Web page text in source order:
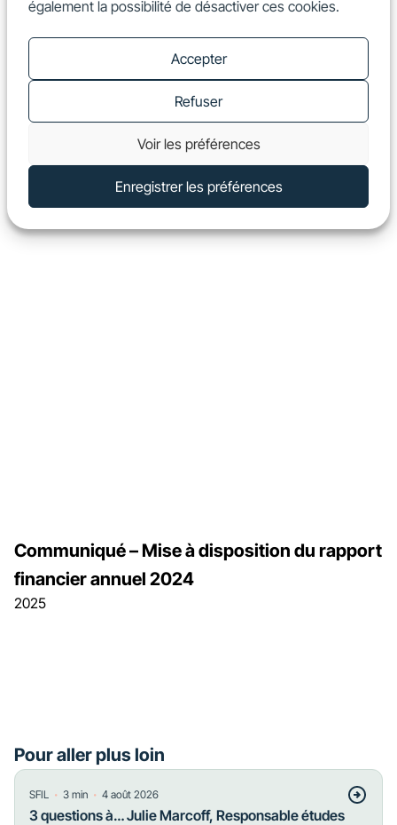
également la possibilité de désactiver ces cookies.
Accepter
Refuser
Voir les préférences
Enregistrer les préférences
2025
Communiqué – Mise à disposition du rapport
financier annuel 2024
Pour aller plus loin
SFIL ・ 3 min ・ 4 août 2026
3 questions à… Julie Marcoff, Responsable études